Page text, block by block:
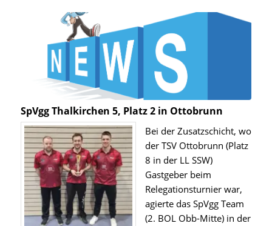
SpVgg Thalkirchen 5, Platz 2 in Ottobrunn
Bei der Zusatzschicht, wo
der TSV Ottobrunn (Platz
8 in der LL SSW)
Gastgeber beim
Relegationsturnier war,
agierte das SpVgg Team
(2. BOL Obb-Mitte) in der